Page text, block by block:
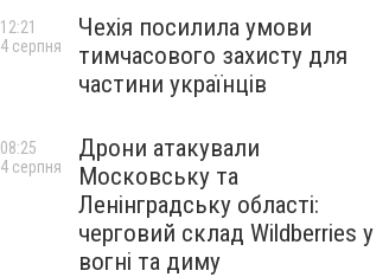
Чехія посилила умови
тимчасового захисту для
частини українців
12:21
4 серпня
Дрони атакували
Московську та
Ленінградську області:
черговий склад Wildberries у
вогні та диму
08:25
4 серпня